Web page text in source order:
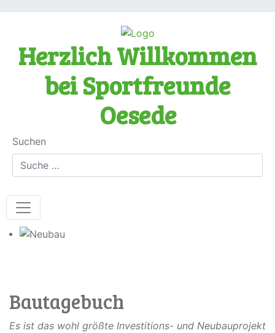
Herzlich Willkommen
bei Sportfreunde
Oesede
Suchen
Bautagebuch
Es ist das wohl größte Investitions- und Neubauprojekt